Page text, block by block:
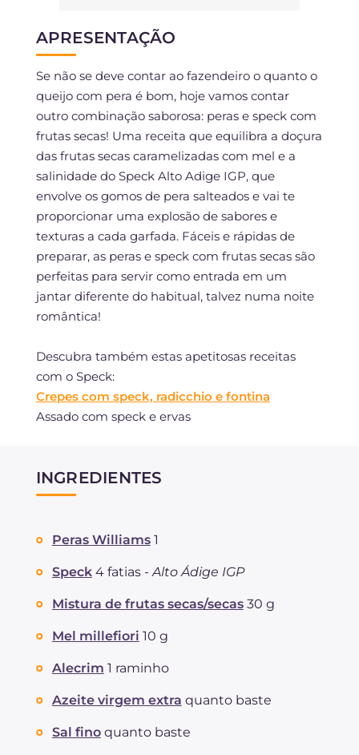
APRESENTAÇÃO
Se não se deve contar ao fazendeiro o quanto o
queijo com pera é bom, hoje vamos contar
outro combinação saborosa: peras e speck com
frutas secas! Uma receita que equilibra a doçura
das frutas secas caramelizadas com mel e a
salinidade do Speck Alto Adige IGP, que
envolve os gomos de pera salteados e vai te
proporcionar uma explosão de sabores e
texturas a cada garfada. Fáceis e rápidas de
preparar, as peras e speck com frutas secas são
perfeitas para servir como entrada em um
jantar diferente do habitual, talvez numa noite
romântica!
Descubra também estas apetitosas receitas
com o Speck:
Crepes com speck, radicchio e fontina
Assado com speck e ervas
INGREDIENTES
Peras Williams 1
Speck 4 fatias - Alto Ádige IGP
Mistura de frutas secas/secas 30 g
Mel millefiori 10 g
Alecrim 1 raminho
Azeite virgem extra quanto baste
Sal fino quanto baste